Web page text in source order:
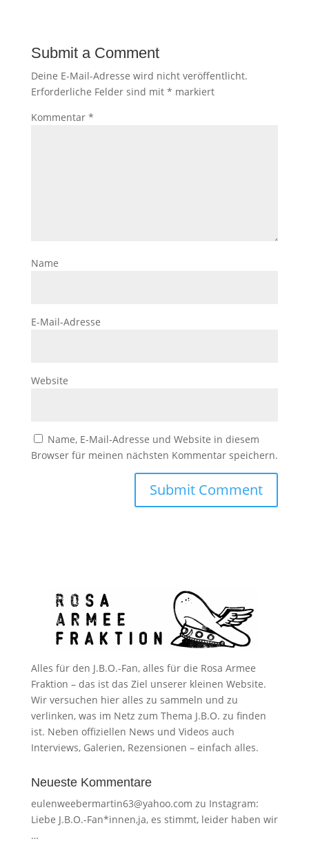
Submit a Comment
Deine E-Mail-Adresse wird nicht veröffentlicht.
Erforderliche Felder sind mit * markiert
Kommentar *
Name
E-Mail-Adresse
Website
Name, E-Mail-Adresse und Website in diesem
Browser für meinen nächsten Kommentar speichern.
Alles für den J.B.O.-Fan, alles für die Rosa Armee
Fraktion – das ist das Ziel unserer kleinen Website.
Wir versuchen hier alles zu sammeln und zu
verlinken, was im Netz zum Thema J.B.O. zu finden
ist. Neben offiziellen News und Videos auch
Interviews, Galerien, Rezensionen – einfach alles.
Neueste Kommentare
eulenweebermartin63@yahoo.com zu Instagram:
Liebe J.B.O.-Fan*innen,ja, es stimmt, leider haben wir
…